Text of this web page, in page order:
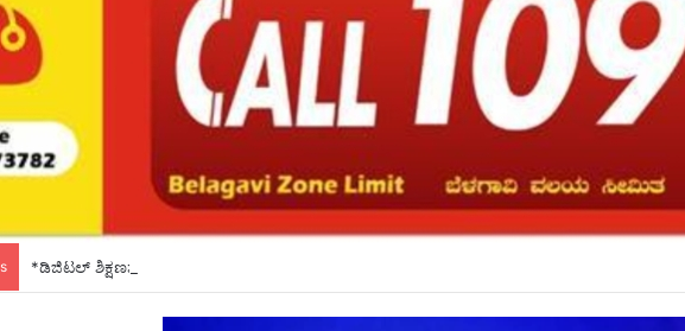
*ಡಿಜಿಟಲ್ ಶಿಕ್ಷಣಶಾಸ್ತ್ರದ ಮೂಲಕ ಬೋಧನಾ ಶ್ರೇಷ್ಠತೆ ಹೆಚ್ಚಳ: ಕೆಎಲ್ಇಯಲ್ಲಿ ಕಾರ್ಯಗಾರ*